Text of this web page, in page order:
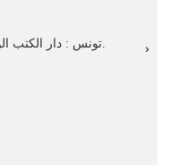
تونس : دار الكتب الوطنية، 2011.